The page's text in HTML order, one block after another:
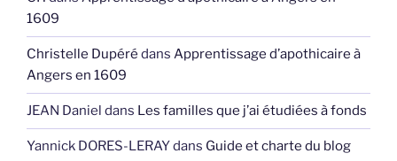
1609
Christelle Dupéré dans Apprentissage d’apothicaire à
Angers en 1609
JEAN Daniel dans Les familles que j’ai étudiées à fonds
Yannick DORES-LERAYdans Guide et charte du blog